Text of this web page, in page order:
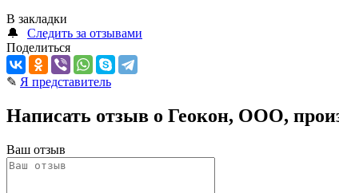
В закладки
🔔
Следить за отзывами
Поделиться
✎ Я представитель
Написать отзыв о Геокон, ООО,
Ваш отзыв